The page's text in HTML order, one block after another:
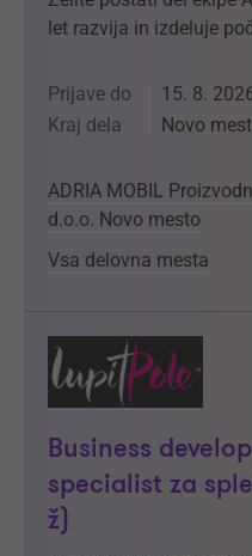
let razvija in izdeluje
Prijave do 15. 8.
Kraj dela Novo
ADRIA MOBIL
d.o.o. Novo mesto
Vsa delovna mesta
Business
specialist za
ž)